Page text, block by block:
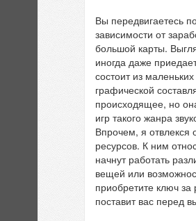
Вы передвигаетесь
зависимости от
большой карты.
иногда даже
состоит из
графической
происходящее, но
игр такого жанра
Впрочем, я отвлекся
ресурсов. К ним
начнут работать
вещей или
приобретите ключ
поставит вас перед